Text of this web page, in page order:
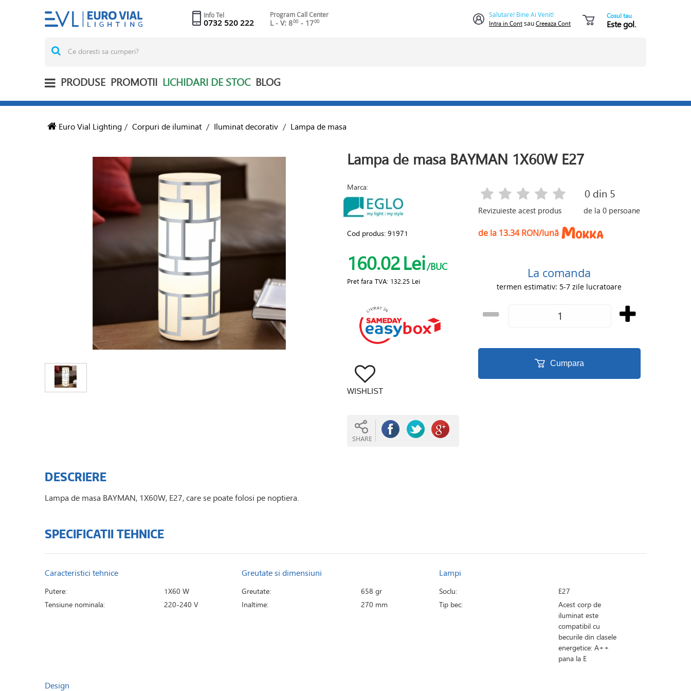
Info Tel
0732 520 222
Program Call Center
L - V: 800 - 1700
Salutare! Bine Ai Venit!
Intra in ContsauCreeaza Cont
Cosul tau
Este gol.
PRODUSE PROMOTII LICHIDARI DE STOC BLOG
Euro Vial Lighting / Corpuri de iluminat / Iluminat decorativ / Lampa de masa
Lampa de masa BAYMAN 1X60W E27
Marca:
Cod produs:91971
160.02Lei/BUC
Pret fara TVA: 132.25 Lei
WISHLIST
SHARE
Revizuieste acest produs
0 din 5
de la0 persoane
de la 13.34 RON/lună
La comanda
termen estimativ: 5-7 zile lucratoare
Cumpara
DESCRIERE
Lampa de masa BAYMAN, 1X60W, E27, care se poate folosi pe noptiera.
SPECIFICATII TEHNICE
Caracteristici tehnice
Putere:
1X60 W
Tensiune nominala:
220-240 V
Greutate si dimensiuni
Greutate:
658 gr
Inaltime:
270 mm
Lampi
Soclu:
E27
Tip bec:
Acest corp de
iluminat este
compatibil cu
becurile din clasele
energetice: A++
pana la E
Design